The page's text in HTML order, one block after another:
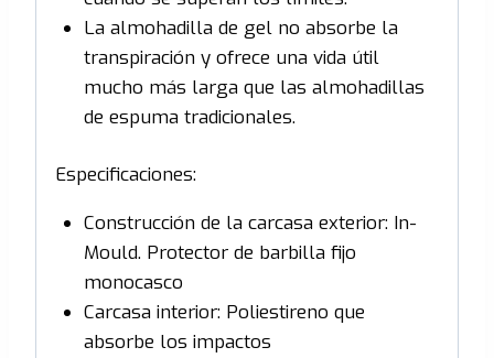
La almohadilla de gel no absorbe la
transpiración y ofrece una vida útil
mucho más larga que las almohadillas
de espuma tradicionales.
Especificaciones:
Construcción de la carcasa exterior: In-
Mould. Protector de barbilla fijo
monocasco
Carcasa interior: Poliestireno que
absorbe los impactos